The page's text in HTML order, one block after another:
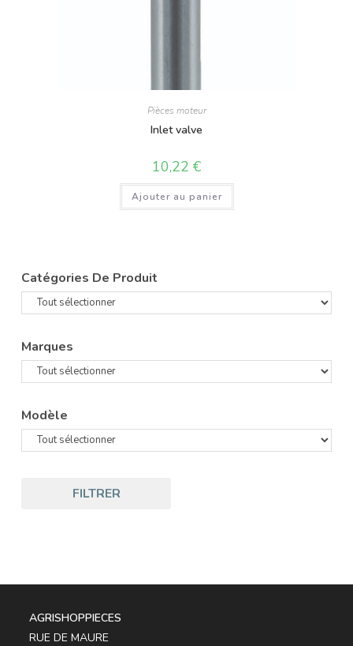
Pièces moteur
Inlet valve
10,22 €
Ajouter au panier
Catégories De Produit
Marques
Modèle
FILTRER
AGRISHOPPIECES
RUE DE MAURE